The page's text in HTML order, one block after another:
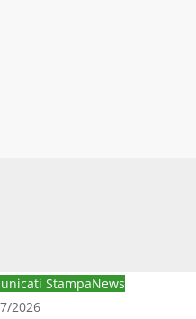
StampaNews
2026